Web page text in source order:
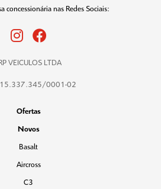
concessionária nas Redes Sociais:
VEICULOS LTDA
15.337.345/0001-02
Ofertas
Novos
Basalt
Aircross
C3